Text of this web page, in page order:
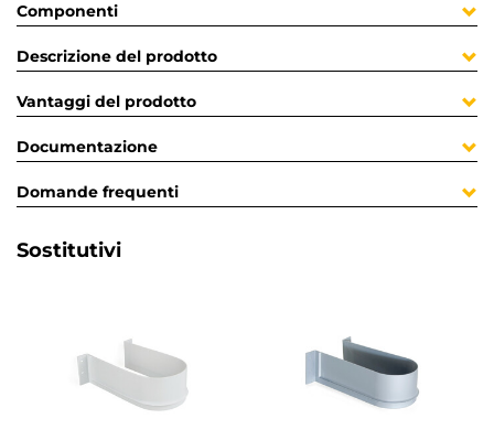
Componenti
Descrizione del prodotto
Vantaggi del prodotto
Documentazione
Domande frequenti
Sostitutivi